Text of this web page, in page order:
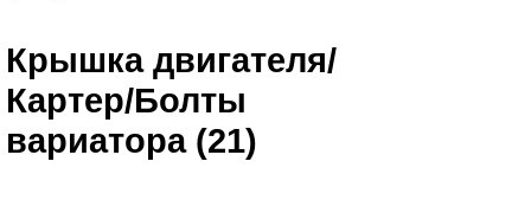
Крышка двигателя/
Картер/Болты
вариатора (21)